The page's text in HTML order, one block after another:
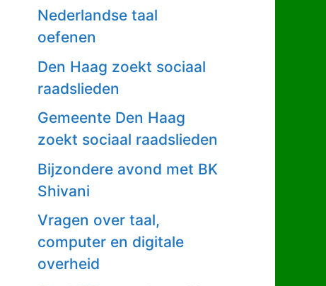
Nederlandse taal
oefenen
Den Haag zoekt sociaal
raadslieden
Gemeente Den Haag
zoekt sociaal raadslieden
Bijzondere avond met BK
Shivani
Vragen over taal,
computer en digitale
overheid